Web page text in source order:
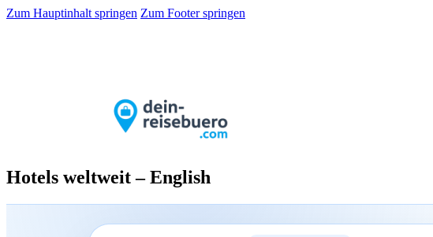
Zum Hauptinhalt springen Zum Footer springen
Hotels weltweit – English